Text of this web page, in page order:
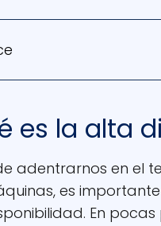
es la alta
adentrarnos en el
es
En